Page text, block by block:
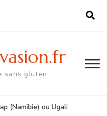
sans gluten
(Namibie) ou Ugali